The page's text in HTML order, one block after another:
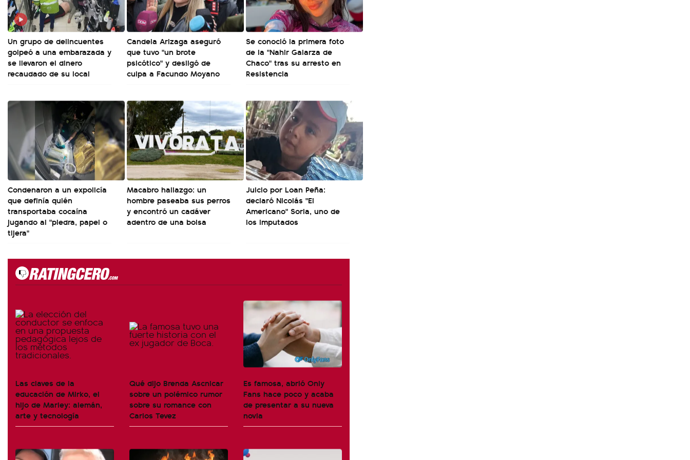
Un grupo de delincuentes
golpeó a una embarazada y
se llevaron el dinero
recaudado de su local
Candela Arizaga aseguró
que tuvo "un brote
psicótico" y desligó de
culpa a Facundo Moyano
Se conoció la primera foto
de la "Nahir Galarza de
Chaco" tras su arresto en
Resistencia
Condenaron a un expolicía
que definía quién
transportaba cocaína
jugando al "piedra, papel o
tijera"
Macabro hallazgo: un
hombre paseaba sus perros
y encontró un cadáver
adentro de una bolsa
Juicio por Loan Peña:
declaró Nicolás "El
Americano" Soria, uno de
los imputados
Las claves de la
educación de Mirko, el
hijo de Marley: alemán,
arte y tecnología
Qué dijo Brenda Ascnicar
sobre un polémico rumor
sobre su romance con
Carlos Tevez
Es famosa, abrió Only
Fans hace poco y acaba
de presentar a su nueva
novia